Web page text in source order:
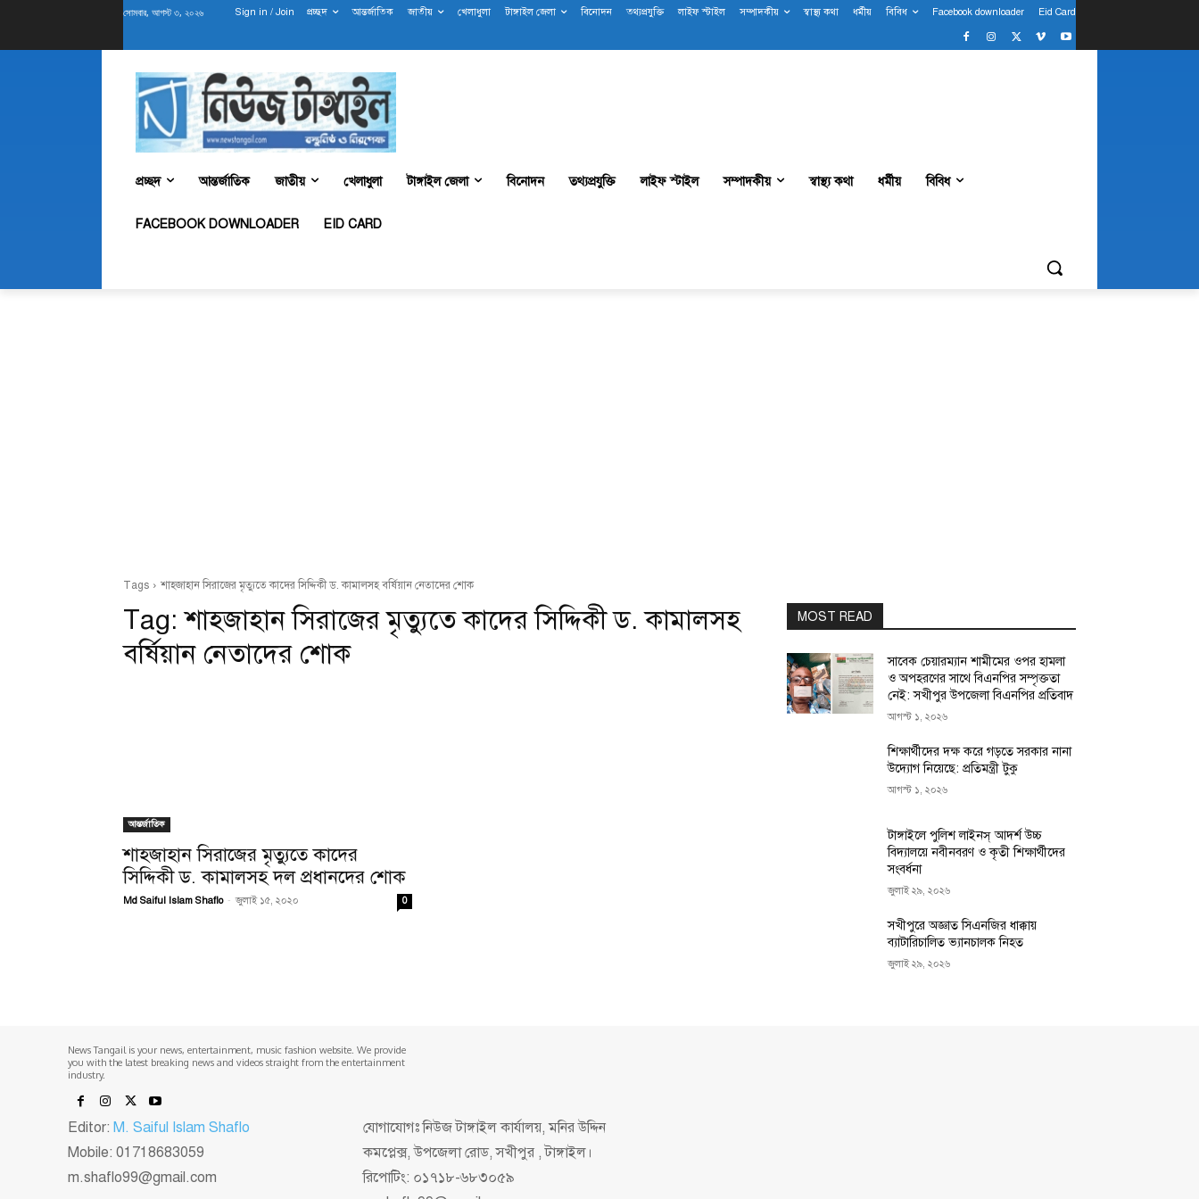
সোমবার, আগস্ট ৩, ২০২৬ Sign in / Join প্রচ্ছদ আন্তর্জাতিক জাতীয় খেলাধুলা টাঙ্গাইল জেলা বিনোদন তথ্যপ্রযুক্তি লাইফ স্টাইল সম্পাদকীয় স্বাস্থ্য কথা ধর্মীয় বিবিধ Facebook downloader Eid Card
প্রচ্ছদ আন্তর্জাতিক জাতীয় খেলাধুলা টাঙ্গাইল জেলা বিনোদন তথ্যপ্রযুক্তি লাইফ স্টাইল সম্পাদকীয় স্বাস্থ্য কথা ধর্মীয় বিবিধ
FACEBOOK DOWNLOADER EID CARD
Tags শাহজাহান সিরাজের মৃত্যুতে কাদের সিদ্দিকী ড. কামালসহ বর্ষিয়ান নেতাদের শোক
Tag:শাহজাহান সিরাজের মৃত্যুতে কাদের সিদ্দিকী ড. কামালসহ
বর্ষিয়ান নেতাদের শোক
আন্তর্জাতিক
শাহজাহান সিরাজের মৃত্যুতে কাদের
সিদ্দিকী ড. কামালসহ দল প্রধানদের শোক
Md Saiful Islam Shaflo - জুলাই ১৫, ২০২০ 0
MOST READ
সাবেক চেয়ারম্যান শামীমের ওপর হামলা
ও অপহরণের সাথে বিএনপির সম্পৃক্ততা
নেই: সখীপুর উপজেলা বিএনপির প্রতিবাদ
আগস্ট ১, ২০২৬
শিক্ষার্থীদের দক্ষ করে গড়তে সরকার নানা
উদ্যোগ নিয়েছে: প্রতিমন্ত্রী টুকু
আগস্ট ১, ২০২৬
টাঙ্গাইলে পুলিশ লাইনস্ আদর্শ উচ্চ
বিদ্যালয়ে নবীনবরণ ও কৃতী শিক্ষার্থীদের
সংবর্ধনা
জুলাই ২৯, ২০২৬
সখীপুরে অজ্ঞাত সিএনজির ধাক্কায়
ব্যাটারিচালিত ভ্যানচালক নিহত
জুলাই ২৯, ২০২৬
News Tangail is your news, entertainment, music fashion website. We provide
you with the latest breaking news and videos straight from the entertainment
industry.
Editor: M. Saiful Islam Shaflo
Mobile: 01718683059
m.shaflo99@gmail.com
যোগাযোগঃ নিউজ টাঙ্গাইল কার্যালয়, মনির উদ্দিন
কমপ্লেক্স, উপজেলা রোড, সখীপুর , টাঙ্গাইল।
রিপোটিং: ০১৭১৮-৬৮৩০৫৯